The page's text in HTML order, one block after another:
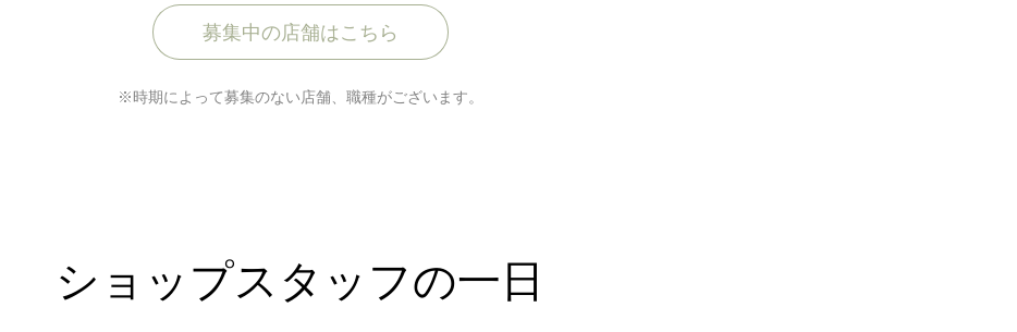
募集中の店舗はこちら
※時期によって募集のない店舗、職種がございます。
ショップスタッフの一日